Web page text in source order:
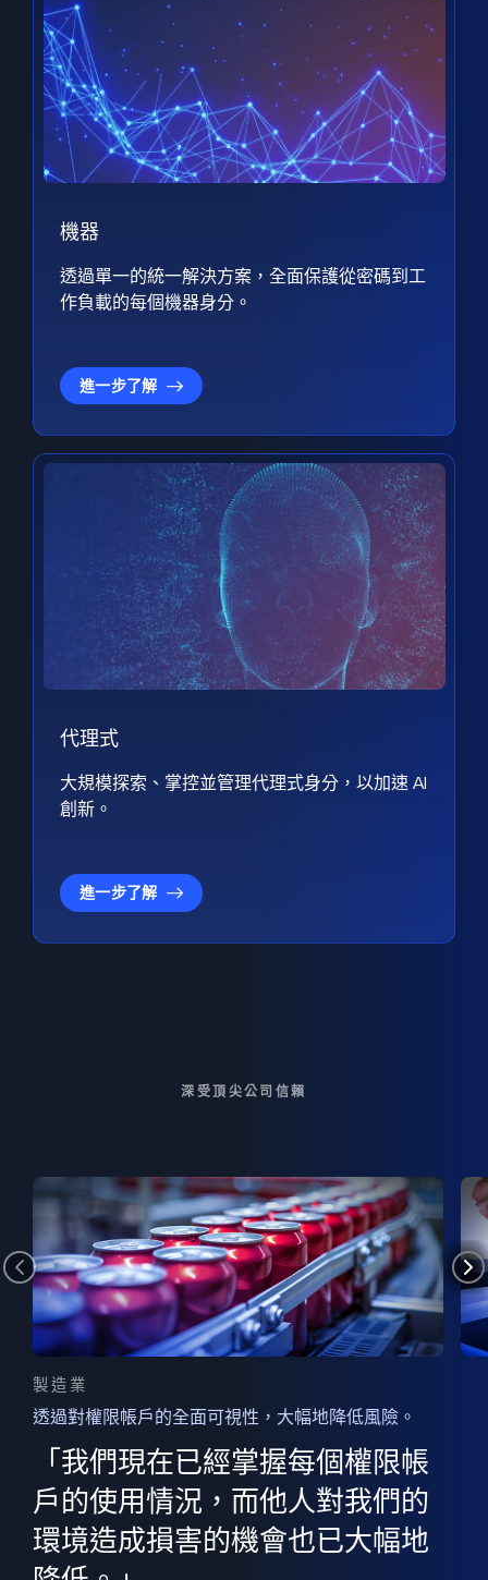
機器
透過單一的統一解決方案，全面保護從密碼到工
作負載的每個機器身分。
進一步了解
代理式
大規模探索、掌控並管理代理式身分，以加速 AI
創新。
進一步了解
深受頂尖公司信賴
製造業
透過對權限帳戶的全面可視性，大幅地降低風險。
「我們現在已經掌握每個權限帳
戶的使用情況，而他人對我們的
環境造成損害的機會也已大幅地